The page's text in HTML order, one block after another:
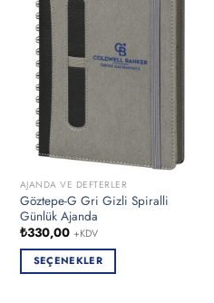
var.
Seçenekler
ürün
sayfasından
seçilebilir
AJANDA VE DEFTERLER
Göztepe-G Gri Gizli Spiralli
Günlük Ajanda
₺330,00 +KDV
SEÇENEKLER